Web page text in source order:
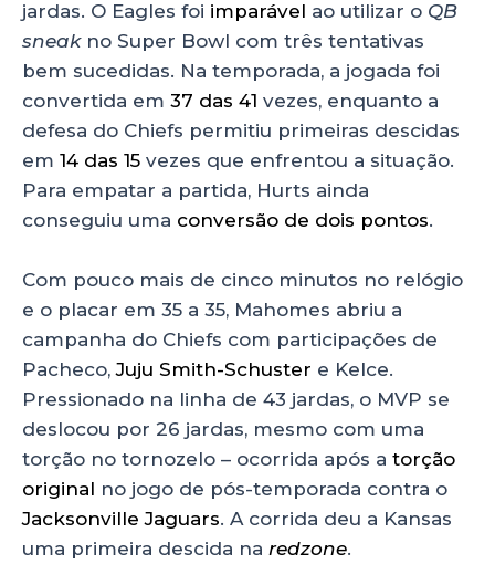
jardas. O Eagles foi imparável ao utilizar o QB
sneakno Super Bowl com três tentativas
bem sucedidas. Na temporada, a jogada foi
convertida em 37 das 41 vezes, enquanto a
defesa do Chiefs permitiu primeiras descidas
em 14 das 15 vezes que enfrentou a situação.
Para empatar a partida, Hurts ainda
conseguiu uma conversão de dois pontos.
Com pouco mais de cinco minutos no relógio
e o placar em 35 a 35, Mahomes abriu a
campanha do Chiefs com participações de
Pacheco,Juju Smith-Schuster e Kelce.
Pressionado na linha de 43 jardas, o MVP se
deslocou por 26 jardas, mesmo com uma
torção no tornozelo – ocorrida após a torção
original no jogo de pós-temporada contra o
Jacksonville Jaguars. A corrida deu a Kansas
uma primeira descida na redzone.